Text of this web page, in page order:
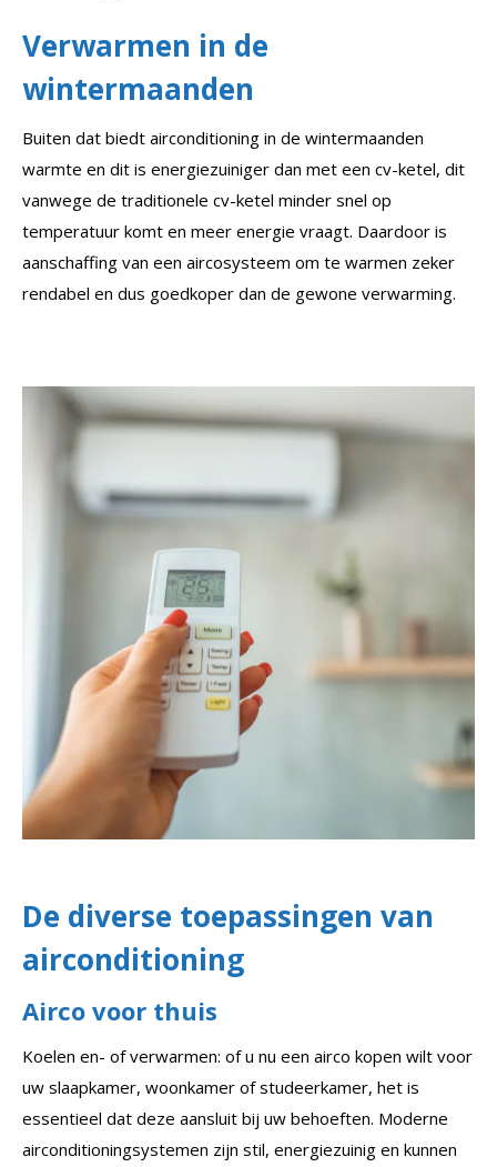
Verwarmen in de
wintermaanden
Buiten dat biedt airconditioning in de wintermaanden
warmte en dit is energiezuiniger dan met een cv-ketel, dit
vanwege de traditionele cv-ketel minder snel op
temperatuur komt en meer energie vraagt. Daardoor is
aanschaffing van een aircosysteem om te warmen zeker
rendabel en dus goedkoper dan de gewone verwarming.
De diverse toepassingen van
airconditioning
Airco voor thuis
Koelen en- of verwarmen: of u nu een airco kopen wilt voor
uw slaapkamer, woonkamer of studeerkamer, het is
essentieel dat deze aansluit bij uw behoeften. Moderne
airconditioningsystemen zijn stil, energiezuinig en kunnen